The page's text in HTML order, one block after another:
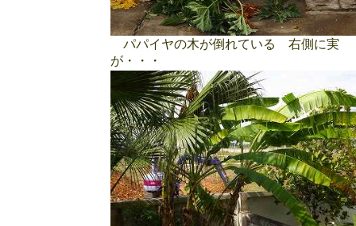
パパイヤの木が倒れている 右側に実
が・・・